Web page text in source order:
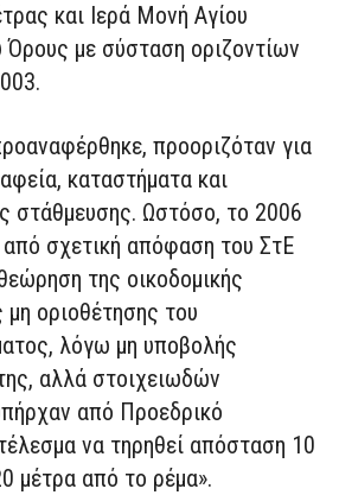
και Ιερά Μονή Αγίου
Όρους με σύσταση οριζοντίων
προοριζόταν για
καταστήματα και
στάθμευσης. Ωστόσο, το 2006
από σχετική απόφαση του ΣτΕ
της οικοδομικής
μη οριοθέτησης του
λόγω μη υποβολής
αλλά στοιχειωδών
από Προεδρικό
να τηρηθεί απόσταση 10
μέτρα από το ρέμα».